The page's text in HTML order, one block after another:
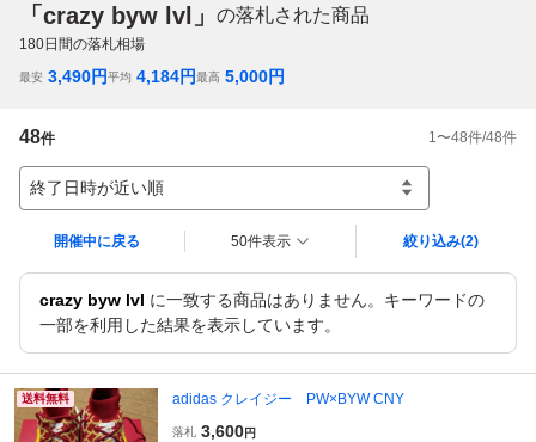
「crazy byw lvl」 の落札された商品
180日間の落札相場
最安 3,490円平均 4,184円最高 5,000円
48件 1 〜48件/48件
終了日時が近い順
開催中に戻る 50件表示 絞り込み(2)
crazy byw lvl に一致する商品はありません。キーワードの
一部を利用した結果を表示しています。
送料無料 adidas クレイジー PW×BYW CNY
落札 3,600円